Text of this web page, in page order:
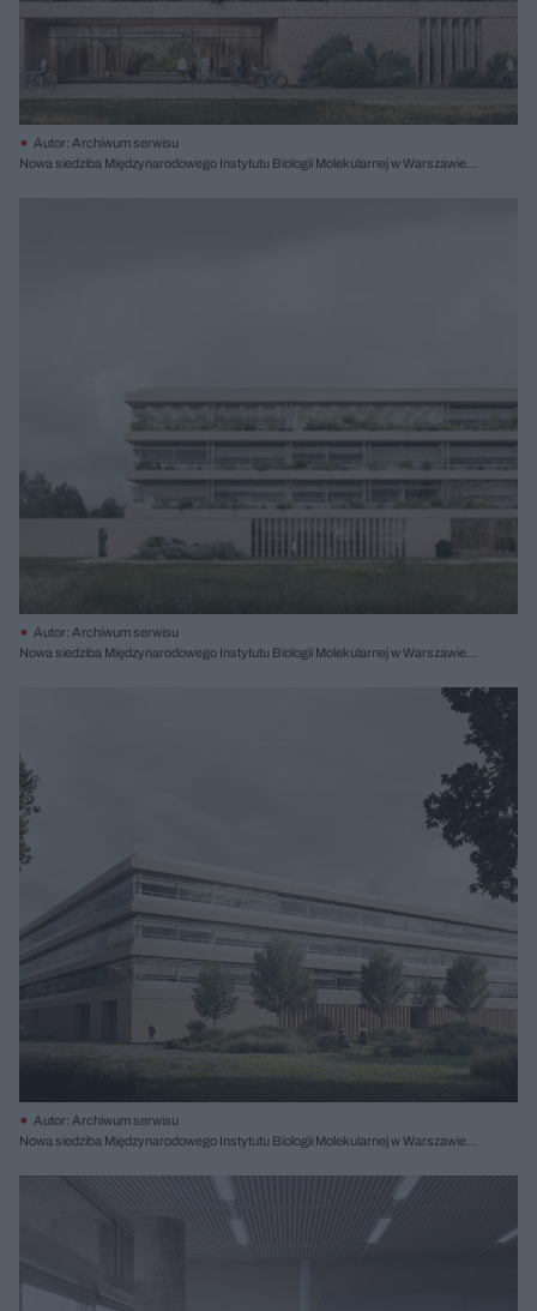
Autor: Archiwum serwisu
Nowa siedziba Międzynarodowego Instytutu Biologii Molekularnej w Warszawie,
Autor: Archiwum serwisu
Nowa siedziba Międzynarodowego Instytutu Biologii Molekularnej w Warszawie,
Autor: Archiwum serwisu
Nowa siedziba Międzynarodowego Instytutu Biologii Molekularnej w Warszawie,